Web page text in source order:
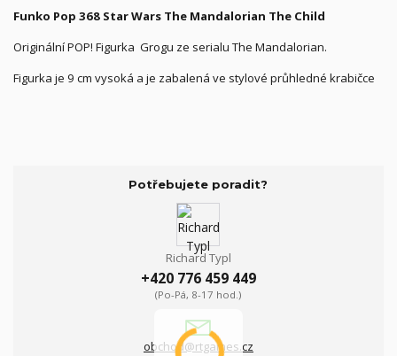
Funko Pop 368 Star Wars The Mandalorian The Child
Originální POP! Figurka Grogu ze serialu The Mandalorian.
Figurka je 9 cm vysoká a je zabalená ve stylové průhledné krabičce
Potřebujete poradit?
Richard Typl
+420 776 459 449
(Po-Pá, 8-17 hod.)
obchod@rtgames.cz